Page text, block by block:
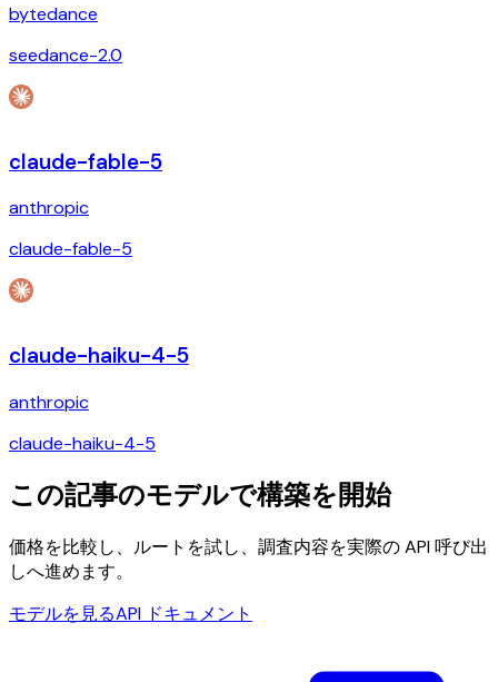
bytedance
seedance-2.0
claude-fable-5
anthropic
claude-fable-5
claude-haiku-4-5
anthropic
claude-haiku-4-5
この記事のモデルで構築を開始
価格を比較し、ルートを試し、調査内容を実際の API 呼び出
しへ進めます。
モデルを見るAPI ドキュメント